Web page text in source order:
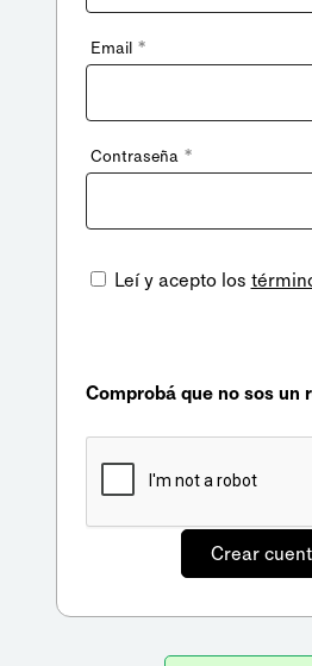
Email *
Contraseña *
Leí y acepto los
Comprobá que no sos un